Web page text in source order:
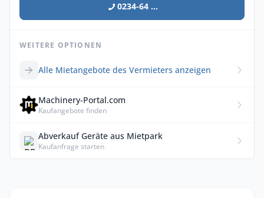
0234-64 ...
WEITERE OPTIONEN
Alle Mietangebote des Vermieters anzeigen
Machinery-Portal.com
Kaufangebote finden
Abverkauf Geräte aus Mietpark
Kaufanfrage starten